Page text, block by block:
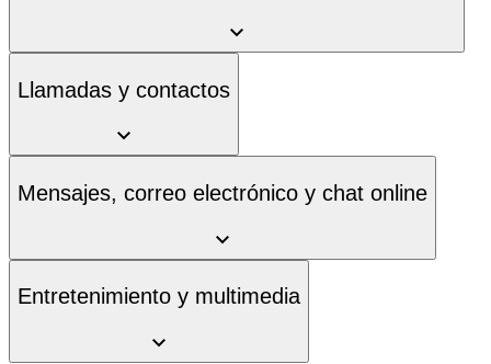
Llamadas y contactos
Mensajes, correo electrónico y chat online
Entretenimiento y multimedia